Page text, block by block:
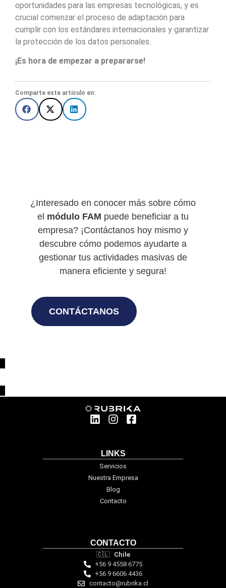
oportunidades para las empresas tecnológicas, y es
crucial comenzar el proceso de adaptación para
cumplir con los estándares internacionales y garantizar
la protección de los datos personales.
¡Es hora de empezar a prepararse!
Comparte este artículo en:
¿Interesado en conocer más sobre cómo
el módulo FAM puede beneficiar a tu
empresa? ¡Contáctanos hoy mismo y
descubre cómo podemos ayudarte a
gestionar tus actividades masivas de
manera eficiente y segura!
CONTÁCTANOS
LINKS
Servicios
Nuestra Empresa
Blog
Contacto
CONTACTO
🇨🇱 Chile
+56 9 4558 6775
+56 9 6606 4436
contacto@rubrika.cl